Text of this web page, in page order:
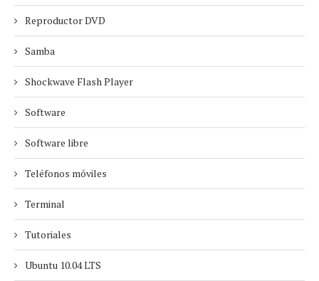
Reproductor DVD
Samba
Shockwave Flash Player
Software
Software libre
Teléfonos móviles
Terminal
Tutoriales
Ubuntu 10.04 LTS